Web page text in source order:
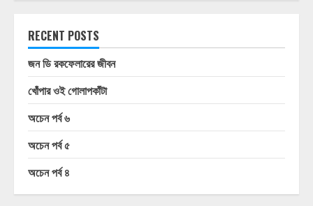
RECENT POSTS
জন ডি রকফেলারের জীবন
খোঁপার ওই গোলাপকাঁটা
অচেন পর্ব ৬
অচেন পর্ব ৫
অচেন পর্ব ৪